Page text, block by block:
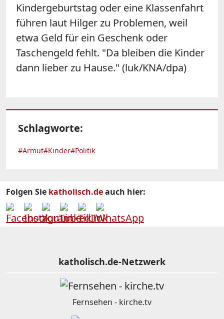
Kindergeburtstag oder eine Klassenfahrt
führen laut Hilger zu Problemen, weil
etwa Geld für ein Geschenk oder
Taschengeld fehlt. "Da bleiben die Kinder
dann lieber zu Hause." (luk/KNA/dpa)
Schlagworte:
#Armut#Kinder#Politik
Folgen Sie katholisch.deauch hier:
katholisch.de-Netzwerk
Fernsehen - kirche.tv